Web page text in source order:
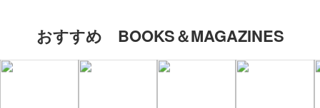
おすすめ BOOKS＆MAGAZINES